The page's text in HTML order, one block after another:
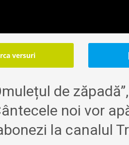
versuri
de
noi vor
la canalul